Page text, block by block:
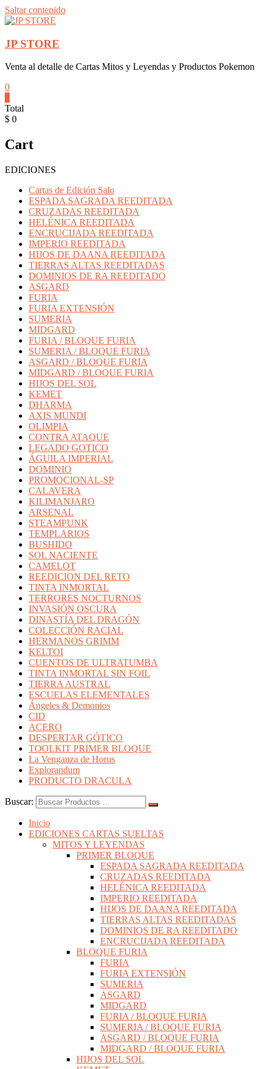
Saltar contenido
JP STORE
Venta al detalle de Cartas Mitos y Leyendas y Productos Pokemon
0
Total
$ 0
Cart
EDICIONES
Cartas de Edición Salo
ESPADA SAGRADA REEDITADA
CRUZADAS REEDITADA
HELÉNICA REEDITADA
ENCRUCIJADA REEDITADA
IMPERIO REEDITADA
HIJOS DE DAANA REEDITADA
TIERRAS ALTAS REEDITADAS
DOMINIOS DE RA REEDITADO
ASGARD
FURIA
FURIA EXTENSIÓN
SUMERIA
MIDGARD
FURIA / BLOQUE FURIA
SUMERIA / BLOQUE FURIA
ASGARD / BLOQUE FURIA
MIDGARD / BLOQUE FURIA
HIJOS DEL SOL
KEMET
DHARMA
AXIS MUNDI
OLIMPIA
CONTRA ATAQUE
LEGADO GOTICO
ÁGUILA IMPERIAL
DOMINIO
PROMOCIONAL-SP
CALAVERA
KILIMANJARO
ARSENAL
STEAMPUNK
TEMPLARIOS
BUSHIDO
SOL NACIENTE
CAMELOT
REEDICION DEL RETO
TINTA INMORTAL
TERRORES NOCTURNOS
INVASIÓN OSCURA
DINASTÍA DEL DRAGÓN
COLECCIÓN RACIAL
HERMANOS GRIMM
KELTOI
CUENTOS DE ULTRATUMBA
TINTA INMORTAL SIN FOIL
TIERRA AUSTRAL
ESCUELAS ELEMENTALES
Ángeles & Demonios
CID
ACERO
DESPERTAR GÓTICO
TOOLKIT PRIMER BLOQUE
La Venganza de Horus
Explorandum
PRODUCTO DRACULA
Buscar:
Inicio
EDICIONES CARTAS SUELTAS
MITOS Y LEYENDAS
PRIMER BLOQUE
ESPADA SAGRADA REEDITADA
CRUZADAS REEDITADA
HELÉNICA REEDITADA
IMPERIO REEDITADA
HIJOS DE DAANA REEDITADA
TIERRAS ALTAS REEDITADAS
DOMINIOS DE RA REEDITADO
ENCRUCIJADA REEDITADA
BLOQUE FURIA
FURIA
FURIA EXTENSIÓN
SUMERIA
ASGARD
MIDGARD
FURIA / BLOQUE FURIA
SUMERIA / BLOQUE FURIA
ASGARD / BLOQUE FURIA
MIDGARD / BLOQUE FURIA
HIJOS DEL SOL